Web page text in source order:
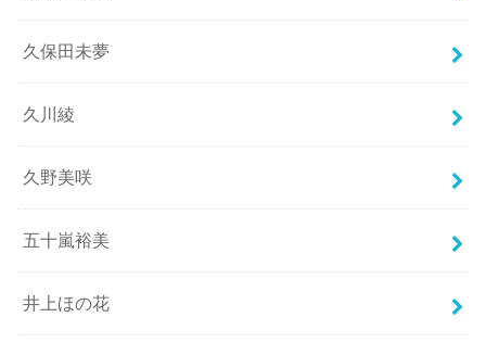
久保田未夢
久川綾
久野美咲
五十嵐裕美
井上ほの花